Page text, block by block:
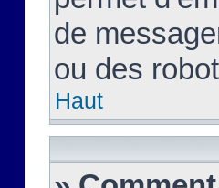
de
ou des
Haut